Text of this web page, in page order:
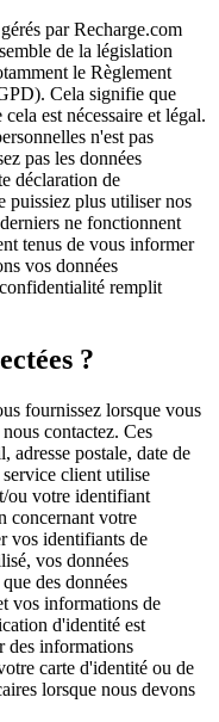
par Recharge.com
de la législation
le Règlement
Cela signifie que
est nécessaire et légal.
n'est pas
pas les données
déclaration de
puissiez plus utiliser nos
ne fonctionnent
tenus de vous informer
vos données
remplit
?
fournissez lorsque vous
contactez. Ces
adresse postale, date de
client utilise
ou votre identifiant
concernant votre
vos identifiants de
vos données
des données
vos informations de
d'identité est
des informations
carte d'identité ou de
lorsque nous devons